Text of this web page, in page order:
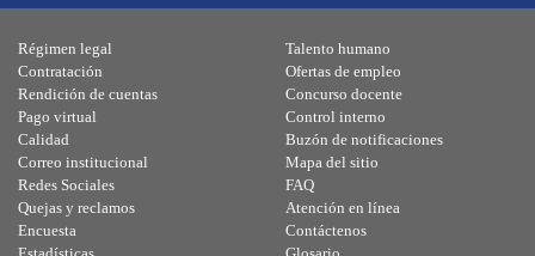
Régimen legal
Contratación
Rendición de cuentas
Pago virtual
Calidad
Talento humano
Ofertas de empleo
Concurso docente
Control interno
Buzón de notificaciones
Correo institucional
Redes Sociales
Quejas y reclamos
Encuesta
Mapa del sitio
FAQ
Atención en línea
Contáctenos